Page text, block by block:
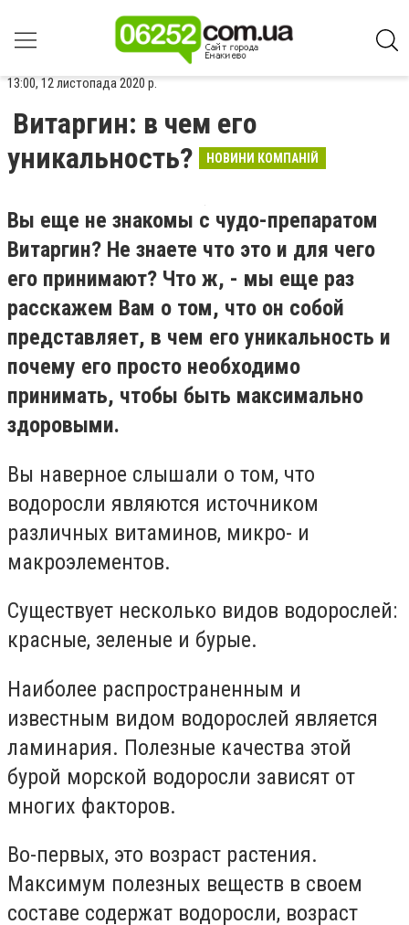
13:00, 12 листопада 2020 р.
Витаргин: в чем его
уникальность?
НОВИНИ КОМПАНІЙ
Вы еще не знакомы с чудо-препаратом
Витаргин? Не знаете что это и для чего
его принимают? Что ж, - мы еще раз
расскажем Вам о том, что он собой
представляет, в чем его уникальность и
почему его просто необходимо
принимать, чтобы быть максимально
здоровыми.
Вы наверное слышали о том, что
водоросли являются источником
различных витаминов, микро- и
макроэлементов.
Существует несколько видов водорослей:
красные, зеленые и бурые.
Наиболее распространенным и
известным видом водорослей является
ламинария. Полезные качества этой
бурой морской водоросли зависят от
многих факторов.
Во-первых, это возраст растения.
Максимум полезных веществ в своем
составе содержат водоросли, возраст